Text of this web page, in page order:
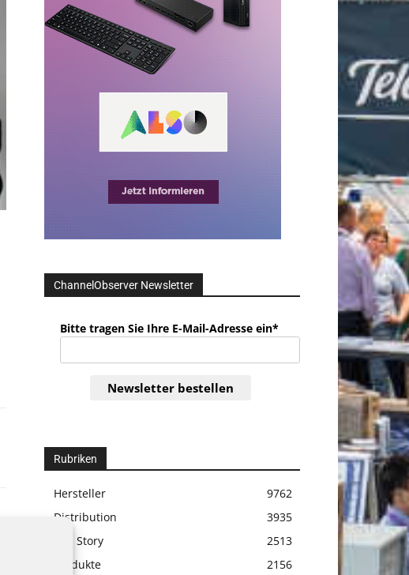
ChannelObserver Newsletter
Bitte tragen Sie Ihre E-Mail-Adresse ein*
Newsletter bestellen
Rubriken
Hersteller
9762
Distribution
3935
Top Story
2513
Produkte
2156